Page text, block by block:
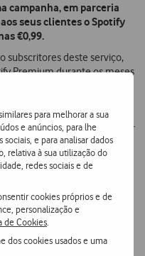
para melhorar a sua
e anúncios, para lhe
e para analisar dados
relativa à sua utilização do
redes sociais e de
cookies próprios e de
personalização e
de Cookies
dos cookies usados e uma
campanha, em parceria
seus clientes o Spotify
€0,99.
subscritores deste serviço,
Premium durante os meses
playlists favoritas em
os clientes podem manter
do serviço por €6,49/mês.
música em streaming do
milhões de músicas na
de áudio e a partir de
disso, o Spotify Premium
lado, criar playlists para